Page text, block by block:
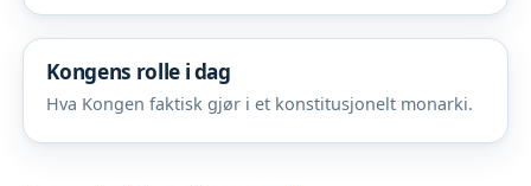
Kongens rolle i dag
Hva Kongen faktisk gjør i et konstitusjonelt monarki.